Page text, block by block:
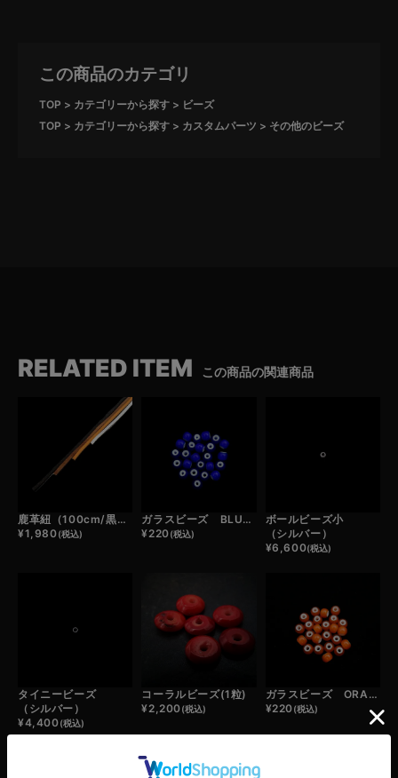
この商品のカテゴリ
TOP カテゴリーから探す
ビーズ
TOP
カテゴリーから探す カスタムパーツ その他のビーズ
RELATED ITEM この商品の関連商品
鹿革紐（100cm/黒・濃茶・薄茶・白）
¥1,980(税込)
ガラスビーズ BLUE (1粒)
¥220(税込)
ボールビーズ小
（シルバー）
¥6,600(税込)
タイニービーズ
（シルバー）
¥4,400(税込)
コーラルビーズ(1粒)
¥2,200(税込)
ガラスビーズ ORANGE (1粒)
¥220(税込)